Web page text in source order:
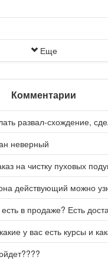
Еще
Комментарии
неверный
на чистку пуховых
у вас есть курсы и